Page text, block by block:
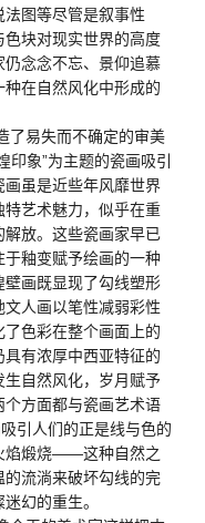
图等尽管是叙事性
块对现实世界的高度
念念不忘、景仰追慕
在自然风化中形成的
易失而不确定的审美
印象”为主题的瓷画吸引
画虽是近些年风靡世界
艺术魅力，似乎在重
放。这些瓷画家早已
釉变赋予绘画的一种
画既显现了勾线塑形
人画以笔性减弱彩性
色彩在整个画面上的
有浓厚中西亚特征的
自然风化，岁月赋予
方面都与瓷画艺术语
引人们的正是线与色的
焰煅烧——这种自然之
流淌来破坏勾线的完
幻的重生。